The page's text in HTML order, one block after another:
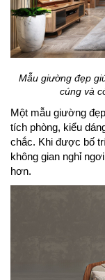
Mẫu giường đẹp
cúng và
Một mẫu giường
tích phòng, kiểu
chắc. Khi được bố
không gian nghỉ
hơn.